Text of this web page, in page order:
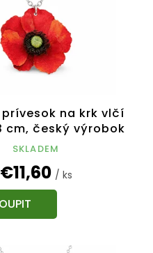
d
u
prívesok na krk vlčí
cm, český výrobok
SKLADEM
€11,60 / ks